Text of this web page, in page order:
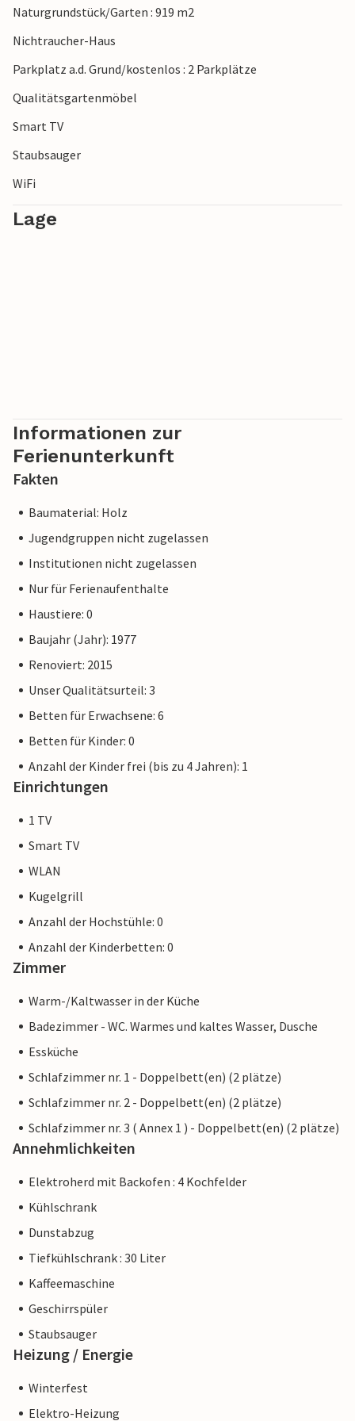
Naturgrundstück/Garten : 919 m2
Nichtraucher-Haus
Parkplatz a.d. Grund/kostenlos : 2 Parkplätze
Qualitätsgartenmöbel
Smart TV
Staubsauger
WiFi
Lage
Informationen zur
Ferienunterkunft
Fakten
Baumaterial: Holz
Jugendgruppen nicht zugelassen
Institutionen nicht zugelassen
Nur für Ferienaufenthalte
Haustiere: 0
Baujahr (Jahr): 1977
Renoviert: 2015
Unser Qualitätsurteil: 3
Betten für Erwachsene: 6
Betten für Kinder: 0
Anzahl der Kinder frei (bis zu 4 Jahren): 1
Einrichtungen
1 TV
Smart TV
WLAN
Kugelgrill
Anzahl der Hochstühle: 0
Anzahl der Kinderbetten: 0
Zimmer
Warm-/Kaltwasser in der Küche
Badezimmer - WC. Warmes und kaltes Wasser, Dusche
Essküche
Schlafzimmer nr. 1 - Doppelbett(en) (2 plätze)
Schlafzimmer nr. 2 - Doppelbett(en) (2 plätze)
Schlafzimmer nr. 3 ( Annex 1 ) - Doppelbett(en) (2 plätze)
Annehmlichkeiten
Elektroherd mit Backofen : 4 Kochfelder
Kühlschrank
Dunstabzug
Tiefkühlschrank : 30 Liter
Kaffeemaschine
Geschirrspüler
Staubsauger
Heizung / Energie
Winterfest
Elektro-Heizung